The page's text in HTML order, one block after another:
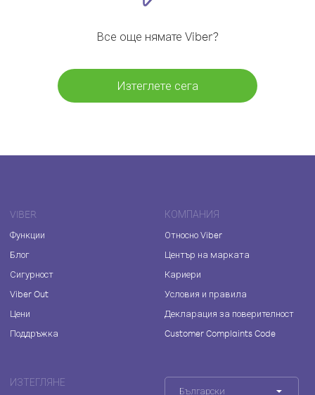
Все още нямате Viber?
Изтеглете сега
VIBER
Функции
Блог
Сигурност
Viber Out
Цени
Поддръжка
КОМПАНИЯ
Относно Viber
Център на марката
Кариери
Условия и правила
Декларация за поверителност
Customer Complaints Code
ИЗТЕГЛЯНЕ
Български